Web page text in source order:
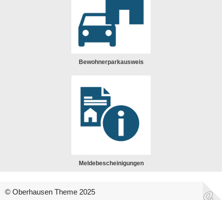
Bewohnerparkausweis
Meldebescheinigungen
© Oberhausen Theme 2025